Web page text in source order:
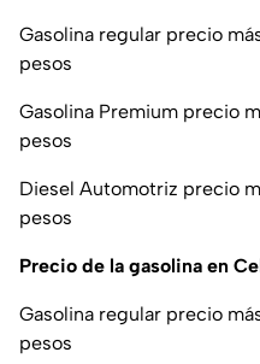
Gasolina regular precio
pesos
Gasolina Premium precio
pesos
Diesel Automotriz precio
pesos
Precio de la gasolina en
Gasolina regular precio
pesos